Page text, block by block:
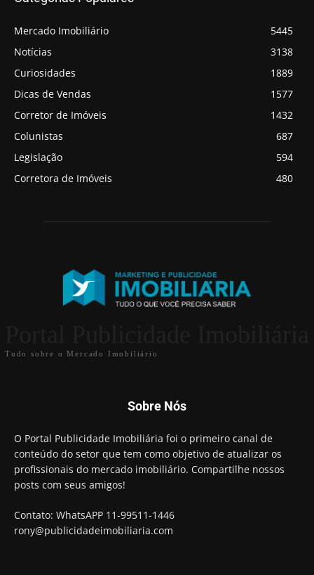
Mercado Imobiliário
5445
Notícias
3138
Curiosidades
1889
Dicas de Vendas
1577
Corretor de Imóveis
1432
Colunistas
687
Legislação
594
Corretora de Imóveis
480
Tudo sobre o Mercado Imobiliário
Sobre Nós
O Portal Publicidade Imobiliária foi o primeiro canal de
conteúdo do setor que tem como objetivo de atualizar os
profissionais do mercado imobiliário. Compartilhe nossos
posts com seus amigos!
Contato: WhatsAPP 11-99511-1446
rony@publicidadeimobiliaria.com